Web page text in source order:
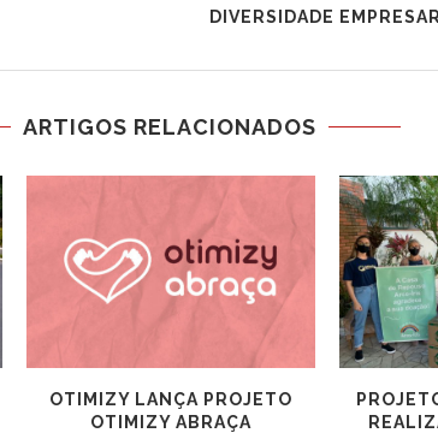
DIVERSIDADE
ARTIGOS RELACIONADOS
OTIMIZY LANÇA PROJETO
OTIMIZY ABRAÇA